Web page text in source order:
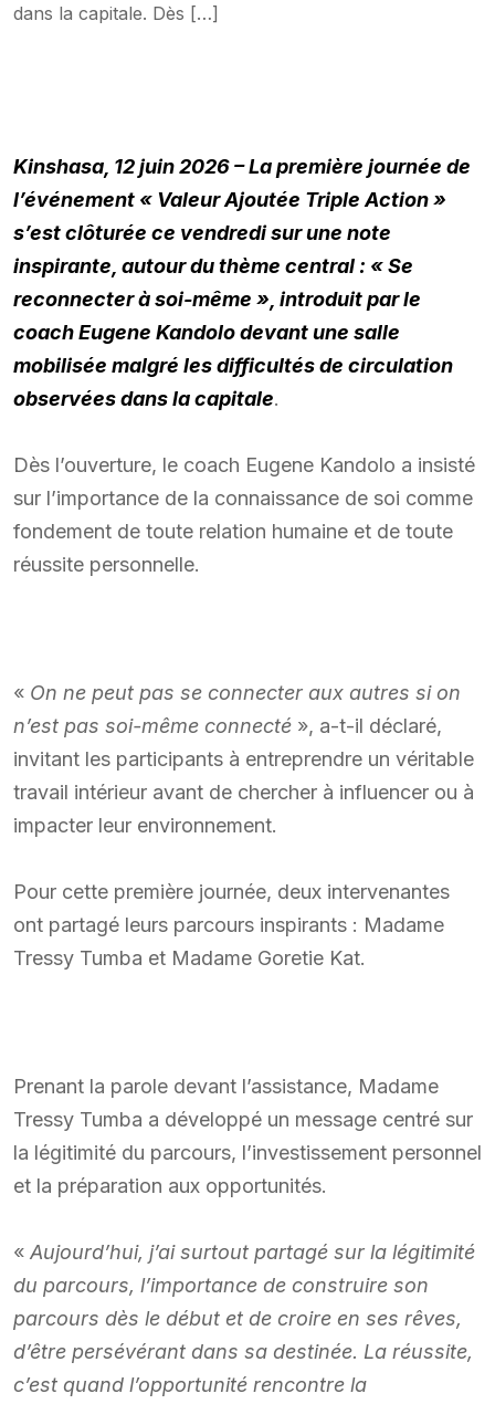
dans la capitale. Dès […]
Kinshasa, 12 juin 2026 – La première journée de
l’événement « Valeur Ajoutée Triple Action »
s’est clôturée ce vendredi sur une note
inspirante, autour du thème central : « Se
reconnecter à soi-même », introduit par le
coach Eugene Kandolo devant une salle
mobilisée malgré les difficultés de circulation
observées dans la capitale.
Dès l’ouverture, le coach Eugene Kandolo a insisté
sur l’importance de la connaissance de soi comme
fondement de toute relation humaine et de toute
réussite personnelle.
« On ne peut pas se connecter aux autres si on
n’est pas soi-même connecté », a-t-il déclaré,
invitant les participants à entreprendre un véritable
travail intérieur avant de chercher à influencer ou à
impacter leur environnement.
Pour cette première journée, deux intervenantes
ont partagé leurs parcours inspirants : Madame
Tressy Tumba et Madame Goretie Kat.
Prenant la parole devant l’assistance, Madame
Tressy Tumba a développé un message centré sur
la légitimité du parcours, l’investissement personnel
et la préparation aux opportunités.
« Aujourd’hui, j’ai surtout partagé sur la légitimité
du parcours, l’importance de construire son
parcours dès le début et de croire en ses rêves,
d’être persévérant dans sa destinée. La réussite,
c’est quand l’opportunité rencontre la